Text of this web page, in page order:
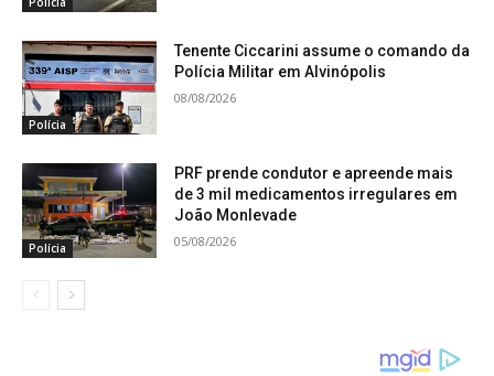
Polícia
Tenente Ciccarini assume o comando da
Polícia Militar em Alvinópolis
08/08/2026
Polícia
PRF prende condutor e apreende mais
de 3 mil medicamentos irregulares em
João Monlevade
05/08/2026